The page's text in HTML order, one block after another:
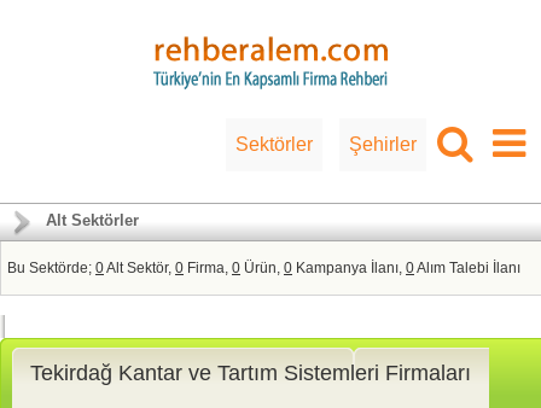
Sektörler Şehirler
Alt Sektörler
Bu Sektörde; 0Alt Sektör, 0 Firma, 0 Ürün, 0 Kampanya İlanı, 0Alım Talebi İlanı
Tekirdağ Kantar ve Tartım Sistemleri Firmaları